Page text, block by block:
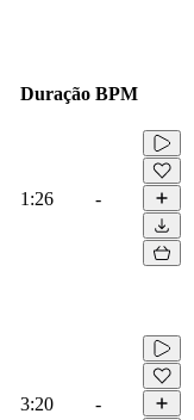
Duração BPM
1:26 -
3:20 -